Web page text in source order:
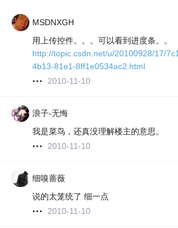
MSDNXGH
用上传控件。。。可以看到进度条。。
http://topic.csdn.net/u/20100928/17/
4b13-81e1-8ff1e0534ac2.html
2010-11-10
浪子-无悔
我是菜鸟，还真没理解楼主的意思。
2010-11-10
细嗅蔷薇
说的太笼统了 细一点
2010-11-10